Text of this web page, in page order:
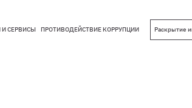
И СЕРВИСЫ ПРОТИВОДЕЙСТВИЕ КОРРУПЦИИ Раскрытие